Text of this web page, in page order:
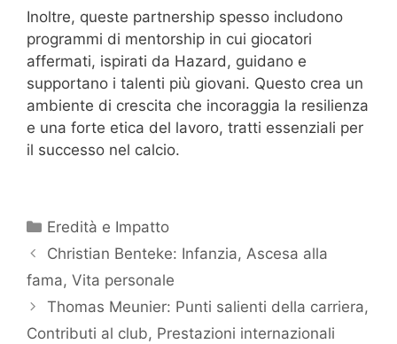
Inoltre, queste partnership spesso includono
programmi di mentorship in cui giocatori
affermati, ispirati da Hazard, guidano e
supportano i talenti più giovani. Questo crea un
ambiente di crescita che incoraggia la resilienza
e una forte etica del lavoro, tratti essenziali per
il successo nel calcio.
Categories
Eredità e Impatto
Christian Benteke: Infanzia, Ascesa alla
fama, Vita personale
Thomas Meunier: Punti salienti della carriera,
Contributi al club, Prestazioni internazionali